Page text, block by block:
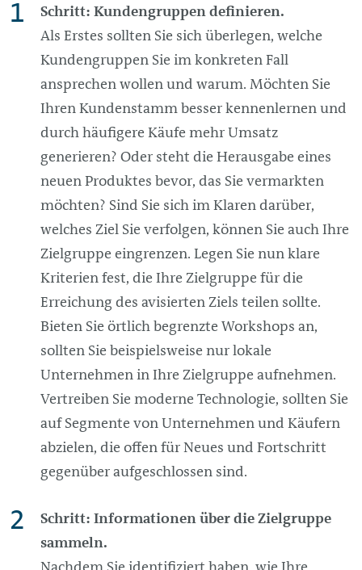
Schritt: Kundengruppen definieren.
Als Erstes sollten Sie sich überlegen, welche
Kundengruppen Sie im konkreten Fall
ansprechen wollen und warum. Möchten Sie
Ihren Kundenstamm besser kennenlernen und
durch häufigere Käufe mehr Umsatz
generieren? Oder steht die Herausgabe eines
neuen Produktes bevor, das Sie vermarkten
möchten? Sind Sie sich im Klaren darüber,
welches Ziel Sie verfolgen, können Sie auch Ihre
Zielgruppe eingrenzen. Legen Sie nun klare
Kriterien fest, die Ihre Zielgruppe für die
Erreichung des avisierten Ziels teilen sollte.
Bieten Sie örtlich begrenzte Workshops an,
sollten Sie beispielsweise nur lokale
Unternehmen in Ihre Zielgruppe aufnehmen.
Vertreiben Sie moderne Technologie, sollten Sie
auf Segmente von Unternehmen und Käufern
abzielen, die offen für Neues und Fortschritt
gegenüber aufgeschlossen sind.
Schritt: Informationen über die Zielgruppe
sammeln.